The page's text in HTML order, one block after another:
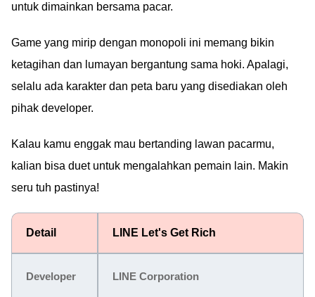
untuk dimainkan bersama pacar.
Game yang mirip dengan monopoli ini memang bikin
ketagihan dan lumayan bergantung sama hoki. Apalagi,
selalu ada karakter dan peta baru yang disediakan oleh
pihak developer.
Kalau kamu enggak mau bertanding lawan pacarmu,
kalian bisa duet untuk mengalahkan pemain lain. Makin
seru tuh pastinya!
Detail LINE Let's Get Rich
Developer LINE Corporation